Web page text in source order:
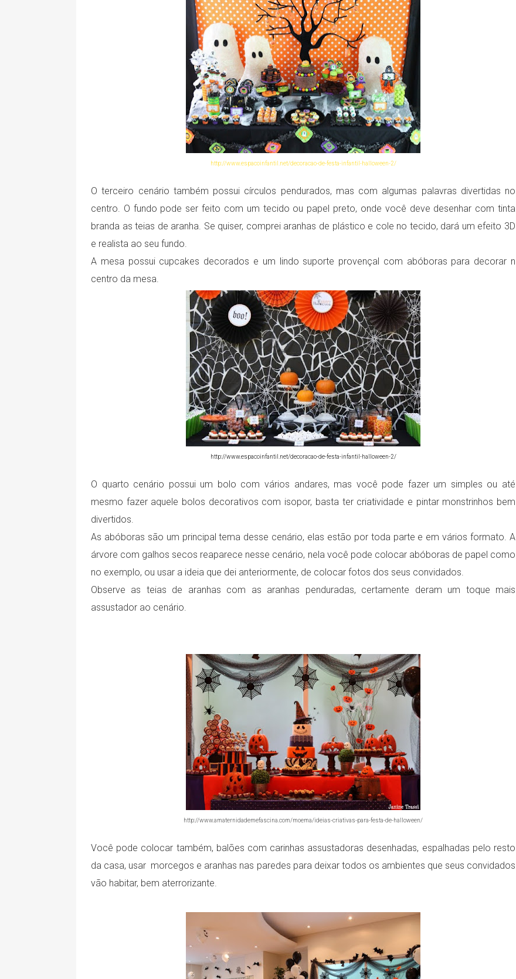
http://www.espacoinfantil.net/decoracao-de-festa-infantil-halloween-2/
O terceiro cenário também possui círculos pendurados, mas com algumas palavras divertidas no
centro. O fundo pode ser feito com um tecido ou papel preto, onde você deve desenhar com tinta
branda as teias de aranha. Se quiser, comprei aranhas de plástico e cole no tecido, dará um efeito 3D
e realista ao seu fundo.
A mesa possui cupcakes decorados e um lindo suporte provençal com abóboras para decorar n
centro da mesa.
http://www.espacoinfantil.net/decoracao-de-festa-infantil-halloween-2/
O quarto cenário possui um bolo com vários andares, mas você pode fazer um simples ou até
mesmo fazer aquele bolos decorativos com isopor, basta ter criatividade e pintar monstrinhos bem
divertidos.
As abóboras são um principal tema desse cenário, elas estão por toda parte e em vários formato. A
árvore com galhos secos reaparece nesse cenário, nela você pode colocar abóboras de papel como
no exemplo, ou usar a ideia que dei anteriormente, de colocar fotos dos seus convidados.
Observe as teias de aranhas com as aranhas penduradas, certamente deram um toque mais
assustador ao cenário.
http://www.amaternidademefascina.com/moema/ideias-criativas-para-festa-de-halloween/
Você pode colocar também, balões com carinhas assustadoras desenhadas, espalhadas pelo resto
da casa, usar morcegos e aranhas nas paredes para deixar todos os ambientes que seus convidados
vão habitar, bem aterrorizante.